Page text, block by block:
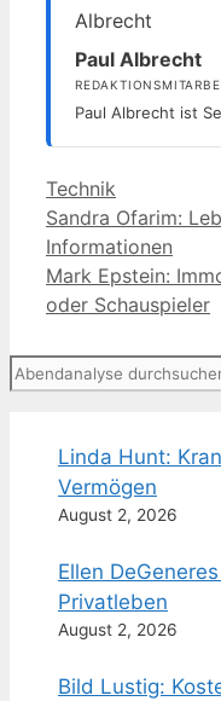
Paul Albrecht
Paul Albrecht ist
Kategorien
Technik
Sandra Ofarim:
Informationen
Mark Epstein:
oder Schauspieler
Suchen
Linda Hunt:
Vermögen
August 2, 2026
Ellen
Privatleben
August 2, 2026
Bild Lustig: